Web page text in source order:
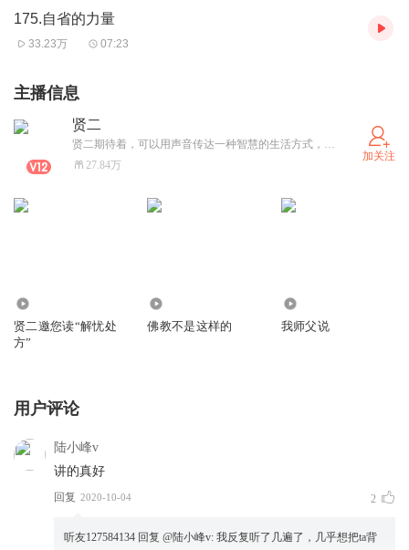
的“心”，心明亮了，清净了，很多事情就懂得如何处理。
话，别人一听就懂了，我却纠结很久也理解不了，该怎么办
（答） 学习佛法不是研究理论，而是在自己身心上去运
用。学佛要信解，不是理解了才能去信。佛法就如药一样，
（问）怎样做才能把佛法从理论落实到行为，请法师开示。
（答）要把佛法从理论落实到行为，非常重要的一点就是找
的、可以用在一切时处的，不仅仅是一个书本上的道理。
（问）法师，怎样做能够得到佛法的真实利益？
益。如同一碗饭，要吃下去才会饱，只是去研究这碗饭是如
175.自省的力量
33.23万 07:23
主播信息
贤二
贤二期待着，可以用声音传达一种智慧的生活方式，让心变的简单，安住当下。
27.84万
加关注
贤二邀您读“解忧处
方”
佛教不是这样的 我师父说
用户评论
陆小峰v
讲的真好
回复 2020-10-04 2
听友127584134 回复 @陆小峰v: 我反复听了几遍了，几乎想把ta背